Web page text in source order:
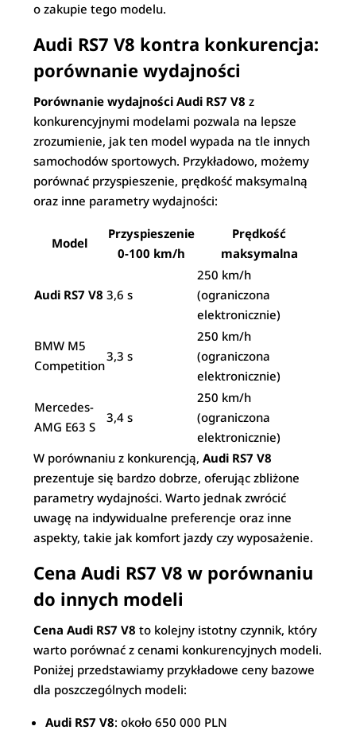
o zakupie tego modelu.
Audi RS7 V8 kontra konkurencja:
porównanie wydajności
Porównanie wydajności Audi RS7 V8 z
konkurencyjnymi modelami pozwala na lepsze
zrozumienie, jak ten model wypada na tle innych
samochodów sportowych. Przykładowo, możemy
porównać przyspieszenie, prędkość maksymalną
oraz inne parametry wydajności:
Model
Przyspieszenie
0-100 km/h
Prędkość
maksymalna
Audi RS7 V8 3,6 s
250 km/h
(ograniczona
elektronicznie)
BMW M5
Competition
3,3 s
250 km/h
(ograniczona
elektronicznie)
Mercedes-
AMG E63 S
3,4 s
250 km/h
(ograniczona
elektronicznie)
W porównaniu z konkurencją,Audi RS7 V8
prezentuje się bardzo dobrze, oferując zbliżone
parametry wydajności. Warto jednak zwrócić
uwagę na indywidualne preferencje oraz inne
aspekty, takie jak komfort jazdy czy wyposażenie.
Cena Audi RS7 V8 w porównaniu
do innych modeli
Cena Audi RS7 V8 to kolejny istotny czynnik, który
warto porównać z cenami konkurencyjnych modeli.
Poniżej przedstawiamy przykładowe ceny bazowe
dla poszczególnych modeli:
Audi RS7 V8: około 650 000 PLN